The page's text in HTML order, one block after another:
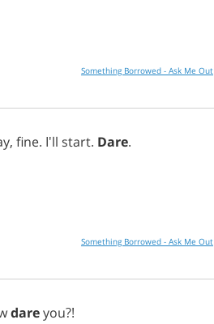
Something Borrowed - Ask Me Out
, fine. I'll start. Dare.
Something Borrowed - Ask Me Out
dareyou?!